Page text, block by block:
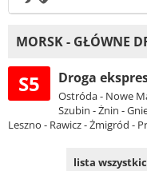
MORSK - GŁÓWNE
S5 Droga
Ostróda - Nowe
Szubin - Żnin -
Leszno - Rawicz - Żmigród -
lista